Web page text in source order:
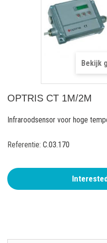
Bekijk
OPTRIS CT 1M/2M
Infraroodsensor voor hoge
Referentie: C.03.170